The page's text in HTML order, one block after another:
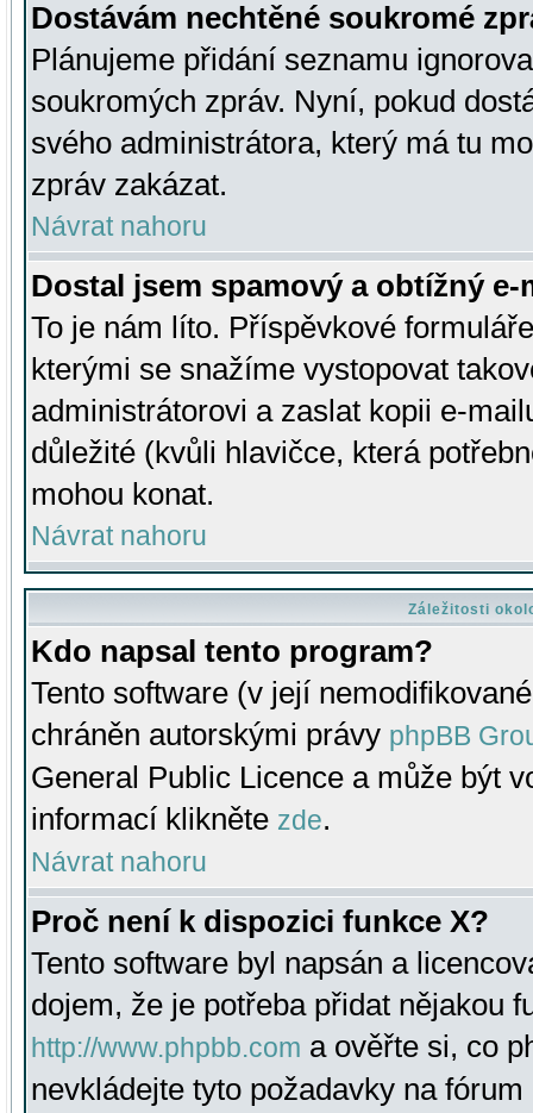
Dostávám nechtěné soukromé
Plánujeme přidání seznamu
soukromých zpráv. Nyní, pokud
svého administrátora, který má tu
zpráv zakázat.
Návrat nahoru
Dostal jsem spamový a obtížný
To je nám líto. Příspěvkové
kterými se snažíme vystopovat
administrátorovi a zaslat kopii e-
důležité (kvůli hlavičce, která
mohou konat.
Návrat nahoru
Záležitosti
Kdo napsal tento program?
Tento software (v její
chráněn autorskými právy phpBB
General Public Licence a může být
informací klikněte zde.
Návrat nahoru
Proč není k dispozici funkce X?
Tento software byl napsán a
dojem, že je potřeba přidat nějakou
http://www.phpbb.com a ověřte si, co
nevkládejte tyto požadavky na